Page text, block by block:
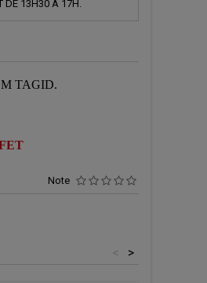
DE 13H30 À 17H.
TAGID.
Note
>
<